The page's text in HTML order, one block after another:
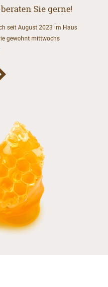
Sie gerne!
seit August 2023 im Haus
gewohnt mittwochs